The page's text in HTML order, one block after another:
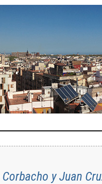
y Juan